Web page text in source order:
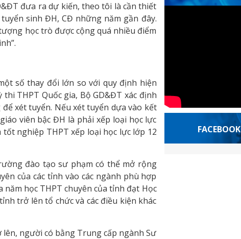
đưa ra dự kiến, theo tôi là cần thiết
sinh ĐH, CĐ những năm gần đây.
học trò được cộng quá nhiều điểm
số thay đổi lớn so với quy định hiện
THPT Quốc gia, Bộ GD&ĐT xác định
xét tuyển. Nếu xét tuyển dựa vào kết
viên bậc ĐH là phải xếp loại học lực
nghiệp THPT xếp loại học lực lớp 12
đào tạo sư phạm có thể mở rộng
của các tỉnh vào các ngành phù hợp
học THPT chuyên của tỉnh đạt Học
trở lên tổ chức và các điều kiện khác
người có bằng Trung cấp ngành Sư
FACEBOOK